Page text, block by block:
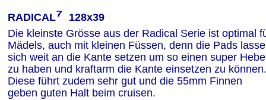
RADICAL⁷
  128x39
Die kleinste Grösse aus der Radical Serie ist optimal
Mädels, auch mit kleinen Füssen, denn die Pads
sich weit an die Kante setzen um so einen super
zu haben und kraftarm die Kante einsetzen zu können.
Diese führt zudem sehr gut und die 55mm Finnen
geben guten Halt beim cruisen.